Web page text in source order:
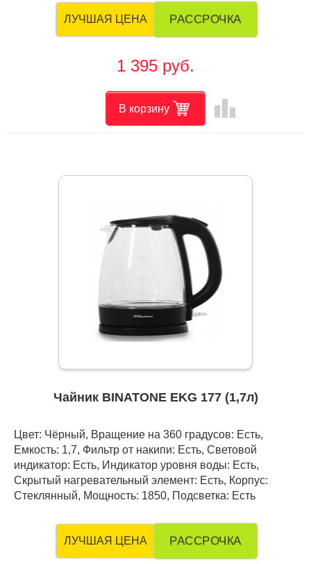
ЛУЧШАЯ ЦЕНА РАССРОЧКА
1 395 руб.
В корзину leaderboard
Чайник BINATONE EKG 177 (1,7л)
Цвет: Чёрный, Вращение на 360 градусов: Есть,
Емкость: 1,7, Фильтр от накипи: Есть, Световой
индикатор: Есть, Индикатор уровня воды: Есть,
Скрытый нагревательный элемент: Есть, Корпус:
Стеклянный, Мощность: 1850, Подсветка: Есть
ЛУЧШАЯ ЦЕНА РАССРОЧКА